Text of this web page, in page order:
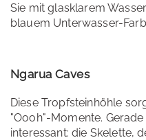
Sie mit glasklarem
blauem Unterwasser-
Ngarua Caves
Diese Tropfsteinhöhle
"Oooh"-Momente.
interessant: die Skelette,